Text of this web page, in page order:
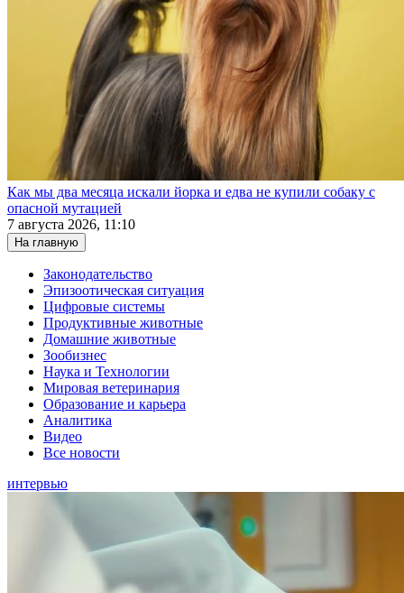
Как мы два месяца искали йорка и едва не купили собаку с
опасной мутацией
7 августа 2026, 11:10
На главную
Законодательство
Эпизоотическая ситуация
Цифровые системы
Продуктивные животные
Домашние животные
Зообизнес
Наука и Технологии
Мировая ветеринария
Образование и карьера
Аналитика
Видео
Все новости
интервью